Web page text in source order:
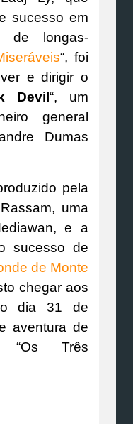
sucesso em
de longas-
“, foi
e dirigir o
Devil“, um
general
Dumas
pela
uma
e a
sucesso de
de Monte
chegar aos
dia 31 de
aventura de
Três